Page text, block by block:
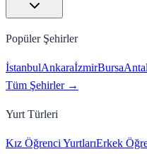
Popüler Şehirler
İstanbulAnkaraİzmirBursa
Tüm Şehirler →
Yurt Türleri
Kız Öğrenci YurtlarıErkek